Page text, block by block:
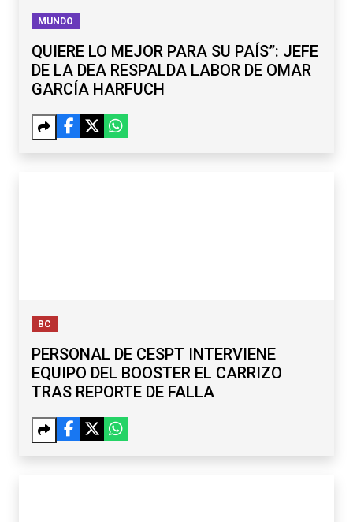
MUNDO
QUIERE LO MEJOR PARA SU PAÍS”: JEFE
DE LA DEA RESPALDA LABOR DE OMAR
GARCÍA HARFUCH
BC
PERSONAL DE CESPT INTERVIENE
EQUIPO DEL BOOSTER EL CARRIZO
TRAS REPORTE DE FALLA